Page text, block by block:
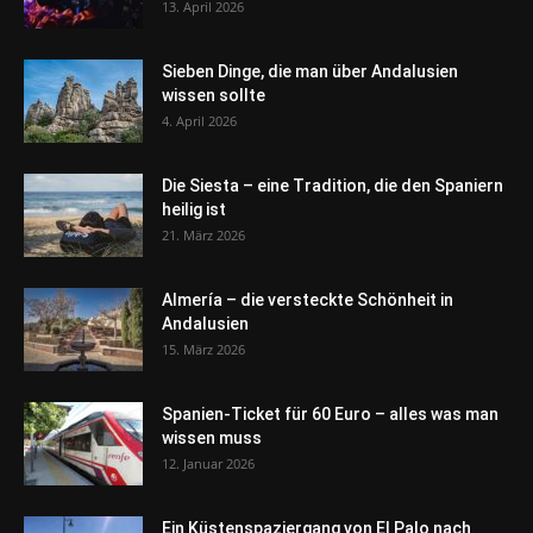
13. April 2026
Sieben Dinge, die man über Andalusien
wissen sollte
4. April 2026
Die Siesta – eine Tradition, die den Spaniern
heilig ist
21. März 2026
Almería – die versteckte Schönheit in
Andalusien
15. März 2026
Spanien-Ticket für 60 Euro – alles was man
wissen muss
12. Januar 2026
Ein Küstenspaziergang von El Palo nach